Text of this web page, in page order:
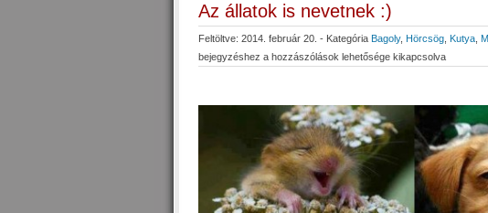
Az állatok is nevetnek :)
Feltöltve: 2014. február 20. - Kategória Bagoly, Hörcsög Kutya
bejegyzéshez a hozzászólások lehetősége kikapcsolva